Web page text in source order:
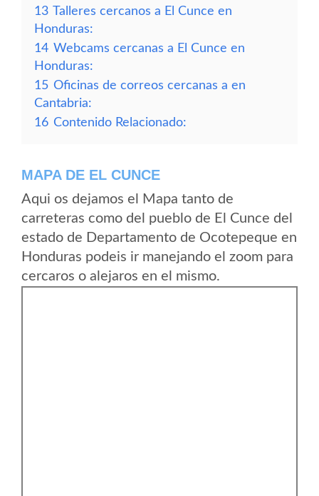
13 Talleres cercanos a El Cunce en
Honduras:
14 Webcams cercanas a El Cunce en
Honduras:
15 Oficinas de correos cercanas a en
Cantabria:
16 Contenido Relacionado:
MAPA DE EL CUNCE
Aqui os dejamos el Mapa tanto de
carreteras como del pueblo de El Cunce del
estado de Departamento de Ocotepeque en
Honduras podeis ir manejando el zoom para
cercaros o alejaros en el mismo.